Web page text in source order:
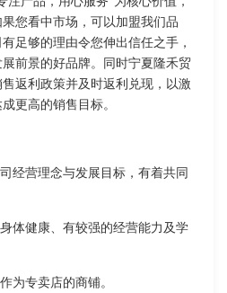
您看中市场，可以加盟我们品
足够的理由令您伸出信任之手，
前景的好品牌。同时宁夏隆禾贸
返利政策并及时返利兑现，以激
更高的销售目标。
经营理念与发展目标，有着共同
体健康、有较强的经营能力及学
为专卖店的商铺。